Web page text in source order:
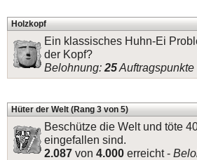
Holzkopf
Ein klassisches Huhn-Ei
der Kopf?
Belohnung: 25Auftragspunkte
Hüter der Welt (Rang 3 von 5)
Beschütze die Welt und töte
eingefallen sind.
2.087 von 4.000 erreicht -